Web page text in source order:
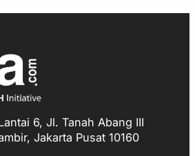
6, Jl. Tanah Abang III
Jakarta Pusat 10160